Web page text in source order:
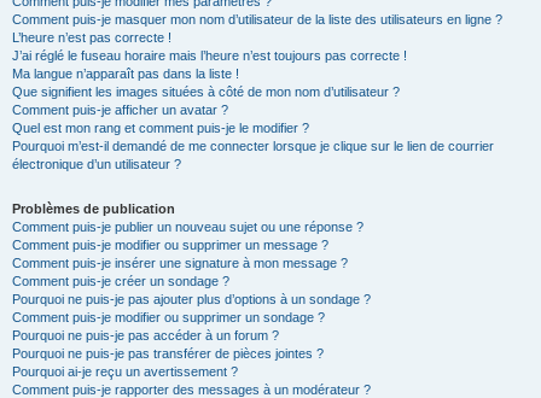
Comment puis-je masquer mon nom d’utilisateur de la liste des utilisateurs en ligne ?
L’heure n’est pas correcte !
J’ai réglé le fuseau horaire mais l’heure n’est toujours pas correcte !
Ma langue n’apparaît pas dans la liste !
Que signifient les images situées à côté de mon nom d’utilisateur ?
Comment puis-je afficher un avatar ?
Quel est mon rang et comment puis-je le modifier ?
Pourquoi m’est-il demandé de me connecter lorsque je clique sur le lien de courrier
électronique d’un utilisateur ?
Problèmes de publication
Comment puis-je publier un nouveau sujet ou une réponse ?
Comment puis-je modifier ou supprimer un message ?
Comment puis-je insérer une signature à mon message ?
Comment puis-je créer un sondage ?
Pourquoi ne puis-je pas ajouter plus d’options à un sondage ?
Comment puis-je modifier ou supprimer un sondage ?
Pourquoi ne puis-je pas accéder à un forum ?
Pourquoi ne puis-je pas transférer de pièces jointes ?
Pourquoi ai-je reçu un avertissement ?
Comment puis-je rapporter des messages à un modérateur ?